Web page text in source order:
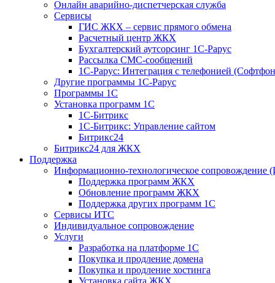
Онлайн аварийно-диспетчерская служба
Сервисы
ГИС ЖКХ – сервис прямого обмена
Расчетный центр ЖКХ
Бухгалтерский аутсорсинг 1С-Рарус
Рассылка СМС-сообщений
1С-Рарус: Интеграция с телефонией
Другие программы 1С-Рарус
Программы 1С
Установка программ 1С
1С-Битрикс
1С-Битрикс: Управление сайтом
Битрикс24
Битрикс24 для ЖКХ
Поддержка
Информационно-технологическое сопровождение
Поддержка программ ЖКХ
Обновление программ ЖКХ
Поддержка других программ 1С
Сервисы ИТС
Индивидуальное сопровождение
Услуги
Разработка на платформе 1С
Покупка и продление домена
Покупка и продление хостинга
Установка сайта ЖКХ